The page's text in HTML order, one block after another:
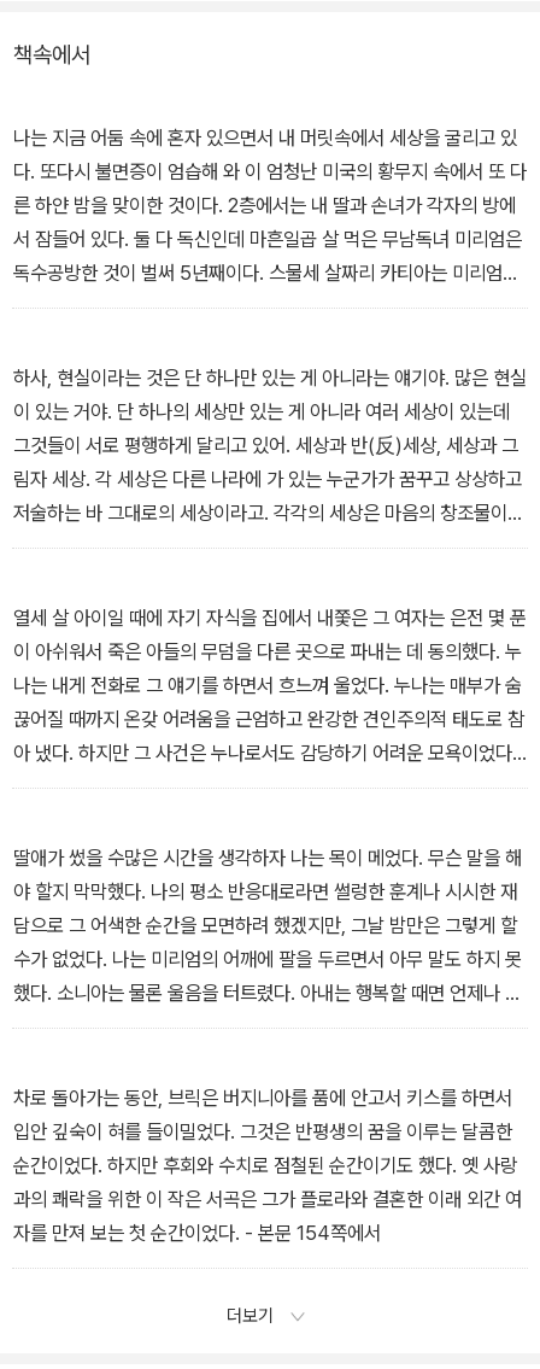
72세의 은퇴한 도서 비평가 브릴은 얼마 전 아내를 잃고 교통사고까
그 이야기 속 주인공이 바로 브릭이다. 마술사로 생계를 이어 가며 평
범하게 살던 브릭은 어느 날 눈을 떠보니 전쟁의 복판에 떨어져 있다.
전쟁의 무대는 9·11이 일어나지 않은 미국.
브릭은 미국의 내전에 혼란스러워하지만, 곧 이 모든 것이 브릴이란
자의 머릿속에서 나온 상상이라는 것을 알게 된다. 이 상황에서 벗어
이 그를 죽여야 한다는 지령을 받는다.
브릭의 머릿속 이야기가 진행될수록 브릴 자신과 이혼한 딸, 남자 친
구가 죽은 손녀가 안고 있는 상처와 죄책감이 드러난다. 미국 내전을
그린 브릭의 이야기를 통해 부시 정부의 외교 정책에 대한 오스터의
책속에서
나는 지금 어둠 속에 혼자 있으면서 내 머릿속에서 세상을 굴리고 있
다. 또다시 불면증이 엄습해 와 이 엄청난 미국의 황무지 속에서 또 다
른 하얀 밤을 맞이한 것이다. 2층에서는 내 딸과 손녀가 각자의 방에
서 잠들어 있다. 둘 다 독신인데 마흔일곱 살 먹은 무남독녀 미리엄은
독수공방한 것이 벌써 5년째이다. 스물세 살짜리 카티아는 미리엄의
무남독녀인데 과거에는 타이터스 스몰이라는 친구와 함께 잤으나 지
들어 있다. - 본문 7쪽에서
하사, 현실이라는 것은 단 하나만 있는 게 아니라는 얘기야. 많은 현실
이 있는 거야. 단 하나의 세상만 있는 게 아니라 여러 세상이 있는데
그것들이 서로 평행하게 달리고 있어. 세상과 반(反)세상, 세상과 그
림자 세상. 각 세상은 다른 나라에 가 있는 누군가가 꿈꾸고 상상하고
저술하는 바 그대로의 세상이라고. 각각의 세상은 마음의 창조물이
라, 이 말씀이야. - 본문 96쪽에서
열세 살 아이일 때에 자기 자식을 집에서 내쫓은 그 여자는 은전 몇 푼
이 아쉬워서 죽은 아들의 무덤을 다른 곳으로 파내는 데 동의했다. 누
나는 내게 전화로 그 얘기를 하면서 흐느껴 울었다. 누나는 매부가 숨
끊어질 때까지 온갖 어려움을 근엄하고 완강한 견인주의적 태도로 참
아 냈다. 하지만 그 사건은 누나로서도 감당하기 어려운 모욕이었다.
누나는 완전 결정타를 맞았고 더 이상 싸울 의욕을 잃고 말았다. 매부
었다. (……) 시카고에 사는 아들이 며느리와 함께 찾아오면 반가이 맞
아 주었고, 집안의 대소사에 참석했으며, 아침부터 밤까지 텔레비전
을 보았고, 정신이 좀 반짝할 때에는 그럴듯한 농담도 했다. 하지만 누
나는 이미 내가 아는 사람들 중에서 가장 슬픈 사람으로 변해 있었다.
- 본문 118~119쪽에서
딸애가 썼을 수많은 시간을 생각하자 나는 목이 메었다. 무슨 말을 해
야 할지 막막했다. 나의 평소 반응대로라면 썰렁한 훈계나 시시한 재
담으로 그 어색한 순간을 모면하려 했겠지만, 그날 밤만은 그렇게 할
수가 없었다. 나는 미리엄의 어깨에 팔을 두르면서 아무 말도 하지 못
했다. 소니아는 물론 울음을 터트렸다. 아내는 행복할 때면 언제나 울
었다. 그날 아내의 눈물은 특별하면서도 가슴 아픈 것이었다. 아내는
될지 모르는 상황이었다. 아무도 그에 대해서는 말하지 않았으나, 우
리 세 사람은 그녀가 다음번 내 생일 때에는 지상에 있지 않으리라는
것을 알았다. 그 후 판명된 바에 의하면, 1년은 너무 큰 기대였다. - 본
문 138~139쪽에서
차로 돌아가는 동안, 브릭은 버지니아를 품에 안고서 키스를 하면서
입안 깊숙이 혀를 들이밀었다. 그것은 반평생의 꿈을 이루는 달콤한
순간이었다. 하지만 후회와 수치로 점철된 순간이기도 했다. 옛 사랑
과의 쾌락을 위한 이 작은 서곡은 그가 플로라와 결혼한 이래 외간 여
자를 만져 보는 첫 순간이었다. - 본문 154쪽에서
더보기